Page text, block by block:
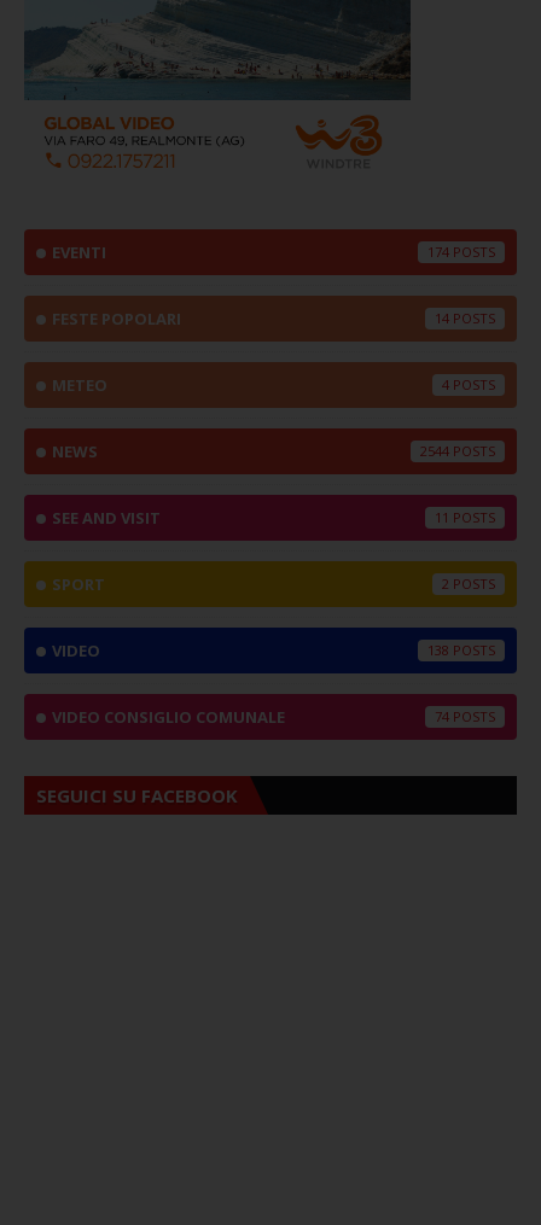
EVENTI 174
FESTE POPOLARI 14
METEO 4
NEWS 2544
SEE AND VISIT 11
SPORT 2
VIDEO 138
VIDEO CONSIGLIO COMUNALE 74
SEGUICI SU FACEBOOK